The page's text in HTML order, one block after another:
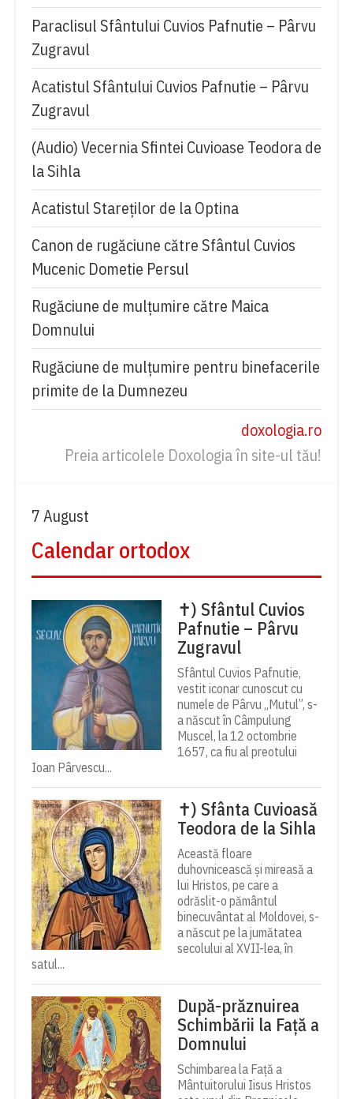
Paraclisul Sfântului Cuvios Pafnutie – Pârvu
Zugravul
Acatistul Sfântului Cuvios Pafnutie – Pârvu
Zugravul
(Audio) Vecernia Sfintei Cuvioase Teodora de
la Sihla
Acatistul Stareţilor de la Optina
Canon de rugăciune către Sfântul Cuvios
Mucenic Dometie Persul
Rugăciune de mulţumire către Maica
Domnului
Rugăciune de mulțumire pentru binefacerile
primite de la Dumnezeu
doxologia.ro
Preia articolele Doxologia în site-ul tău!
7 August
Calendar ortodox
✝) Sfântul Cuvios
Pafnutie – Pârvu
Zugravul
Sfântul Cuvios Pafnutie,
vestit iconar cunoscut cu
numele de Pârvu „Mutul”, s-
a născut în Câmpulung
Muscel, la 12 octombrie
1657, ca fiu al preotului
Ioan Pârvescu...
✝) Sfânta Cuvioasă
Teodora de la Sihla
Această floare
duhovnicească și mireasă a
lui Hristos, pe care a
odrăslit-o pământul
binecuvântat al Moldovei, s-
a născut pe la jumătatea
secolului al XVII-lea, în
satul...
După-prăznuirea
Schimbării la Față a
Domnului
Schimbarea la Față a
Mântuitorului Iisus Hristos